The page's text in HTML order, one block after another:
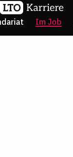
Im Job